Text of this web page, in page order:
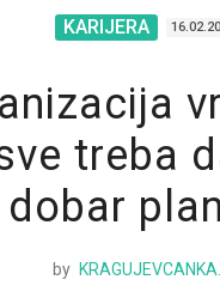
KARIJERA
treba
dobar
by